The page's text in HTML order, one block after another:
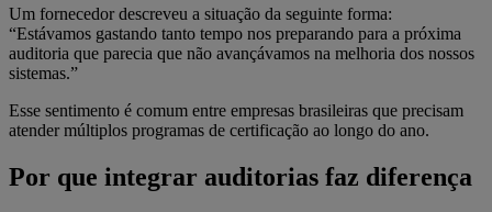
Um fornecedor descreveu a situação da seguinte forma:
“Estávamos gastando tanto tempo nos preparando para a próxima
auditoria que parecia que não avançávamos na melhoria dos nossos
sistemas.”
Esse sentimento é comum entre empresas brasileiras que precisam
atender múltiplos programas de certificação ao longo do ano.
Por que integrar auditorias faz diferença